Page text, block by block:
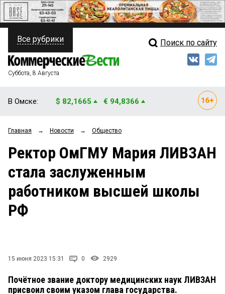
ПОЛИТИКА
ФИНАНСЫ
ОБЩЕСТВО
ЗАКОН
НОВОСТИ КОМПАНИЙ
ПРОИСШЕСТВИЯ
Свежий выпуск
Рейтинги
Блоги
Архив
Все рубрики Поиск по сайту
Суббота, 8 Августа
В Омске: $ 82,1665 € 94,8366
Главная → Новости → Общество
Ректор ОмГМУ Мария ЛИВЗАН
стала заслуженным
работником высшей школы
РФ
15 июня 2023 15:31 0 2929
Почётное звание доктору медицинских наук ЛИВЗАН
присвоил своим указом глава государства.